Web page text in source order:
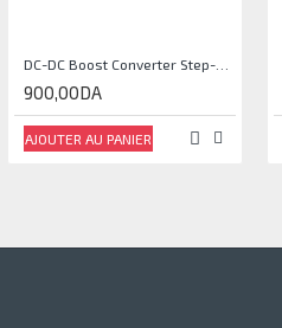
DC-DC Boost Converter Step-Up Power Module Output 5V-35V
900,00DA
AJOUTER AU PANIER